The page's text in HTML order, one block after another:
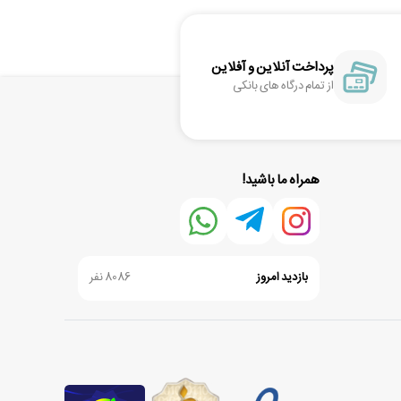
پرداخت آنلاین و آفلاین
از تمام درگاه های بانکی
همراه ما باشید!
بازدید امروز 8086 نفر